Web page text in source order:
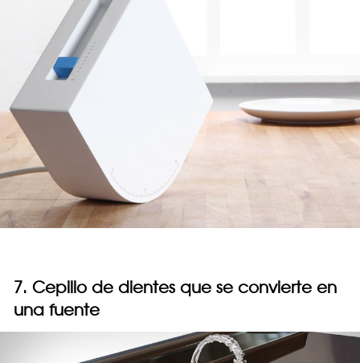
7. Cepillo de dientes que se convierte en
una fuente